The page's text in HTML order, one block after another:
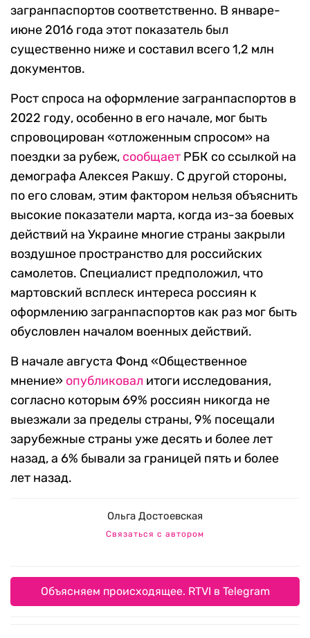
загранпаспортов соответственно. В январе-
июне 2016 года этот показатель был
существенно ниже и составил всего 1,2 млн
документов.
Рост спроса на оформление загранпаспортов в
2022 году, особенно в его начале, мог быть
спровоцирован «отложенным спросом» на
поездки за рубеж, сообщает РБК со ссылкой на
демографа Алексея Ракшу. С другой стороны,
по его словам, этим фактором нельзя объяснить
высокие показатели марта, когда из-за боевых
действий на Украине многие страны закрыли
воздушное пространство для российских
самолетов. Специалист предположил, что
мартовский всплеск интереса россиян к
оформлению загранпаспортов как раз мог быть
обусловлен началом военных действий.
В начале августа Фонд «Общественное
мнение» опубликовал итоги исследования,
согласно которым 69% россиян никогда не
выезжали за пределы страны, 9% посещали
зарубежные страны уже десять и более лет
назад, а 6% бывали за границей пять и более
лет назад.
Ольга Достоевская
Связаться с автором
Объясняем происходящее. RTVI в Telegram